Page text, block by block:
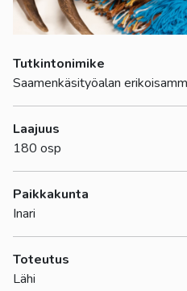
Tutkintonimike
Saamenkäsityöalan
Laajuus
180 osp
Paikkakunta
Inari
Toteutus
Lähi